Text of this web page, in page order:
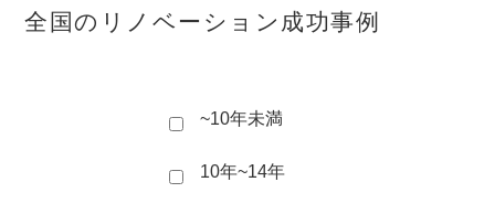
全国のリノベーション成功事例
~10年未満
10年~14年